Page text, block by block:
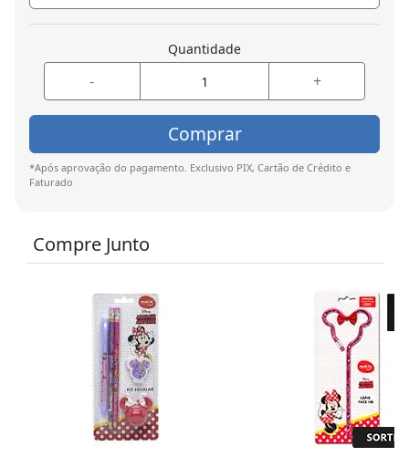
Quantidade
- +
Comprar
*Após aprovação do pagamento. Exclusivo PIX, Cartão de Crédito e
Faturado
Compre Junto